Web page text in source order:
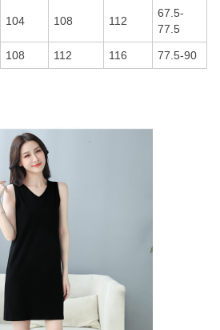
104 108 112
67.5-
77.5
108 112 116 77.5-90